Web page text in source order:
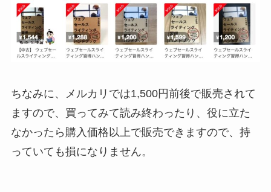
ちなみに、メルカリでは1,500円前後で販売されて
ますので、買ってみて読み終わったり、役に立た
なかったら購入価格以上で販売できますので、持
っていても損になりません。